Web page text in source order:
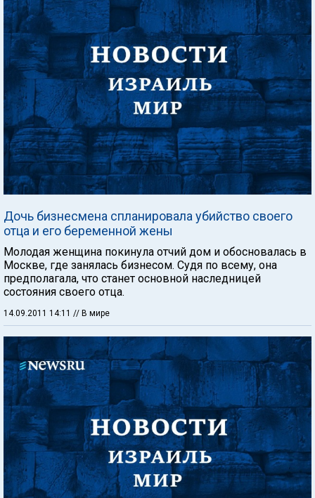
Дочь бизнесмена спланировала убийство своего
отца и его беременной жены
Молодая женщина покинула отчий дом и обосновалась в
Москве, где занялась бизнесом. Судя по всему, она
предполагала, что станет основной наследницей
состояния своего отца.
14.09.2011 14:11 // В мире